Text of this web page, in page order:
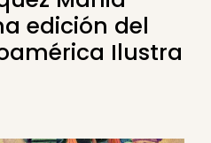
edición del
Ilustra